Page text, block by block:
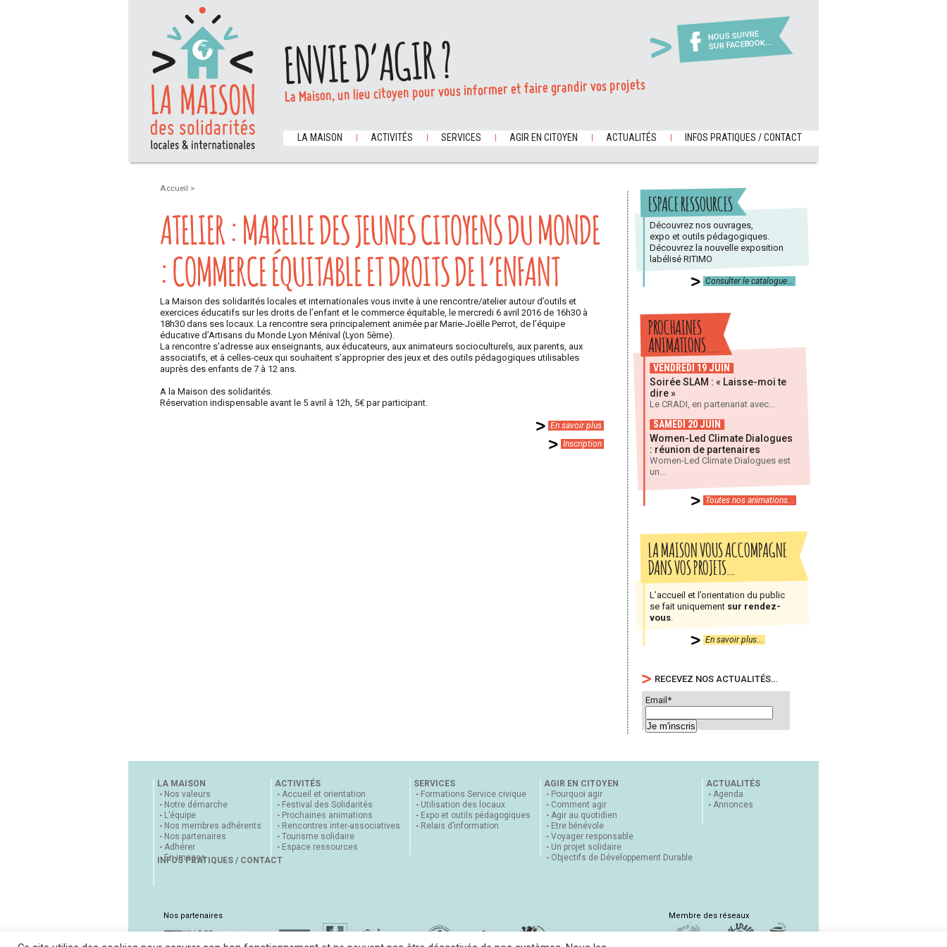
NOUS SUIVRE
SUR FACEBOOK...
ENVIE D’AGIR ?
La Maison, un lieu citoyen pour vous informer et faire grandir vos projets
LA MAISON ACTIVITÉS SERVICES AGIR EN CITOYEN ACTUALITÉS INFOS PRATIQUES / CONTACT
Accueil >
ATELIER : MARELLE DES JEUNES CITOYENS DU MONDE
: COMMERCE ÉQUITABLE ET DROITS DE L’ENFANT
La Maison des solidarités locales et internationales vous invite à une rencontre/atelier autour d’outils et
exercices éducatifs sur les droits de l’enfant et le commerce équitable, le mercredi 6 avril 2016 de 16h30 à
18h30 dans ses locaux. La rencontre sera principalement animée par Marie-Joëlle Perrot, de l’équipe
éducative d’Artisans du Monde Lyon Ménival (Lyon 5ème).
La rencontre s’adresse aux enseignants, aux éducateurs, aux animateurs socioculturels, aux parents, aux
associatifs, et à celles-ceux qui souhaitent s’approprier des jeux et des outils pédagogiques utilisables
auprès des enfants de 7 à 12 ans.
A la Maison des solidarités.
Réservation indispensable avant le 5 avril à 12h, 5€ par participant.
En savoir plus
Inscription
ESPACE RESSOURCES
Découvrez nos ouvrages,
expo et outils pédagogiques.
Découvrez la nouvelle exposition
labélisé RITIMO
Consulter le catalogue...
PROCHAINES
ANIMATIONS...
VENDREDI 19 JUIN
Soirée SLAM : « Laisse-moi te
dire »
Le CRADI, en partenariat avec...
SAMEDI 20 JUIN
Women-Led Climate Dialogues
: réunion de partenaires
Women-Led Climate Dialogues est
un...
Toutes nos animations...
LA MAISON VOUS ACCOMPAGNE
DANS VOS PROJETS…
L’accueil et l’orientation du public
se fait uniquement sur rendez-
vous
En savoir plus...
RECEVEZ NOS ACTUALITÉS…
Email*
LA MAISON
Nos valeurs
Notre démarche
L’équipe
Nos membres adhérents
Nos partenaires
Adhérer
En images
ACTIVITÉS
Accueil et orientation
Festival des Solidarités
Prochaines animations
Rencontres inter-associatives
Tourisme solidaire
Espace ressources
SERVICES
Formations Service civique
Utilisation des locaux
Expo et outils pédagogiques
Relais d’information
AGIR EN CITOYEN
Pourquoi agir
Comment agir
Agir au quotidien
Etre bénévole
Voyager responsable
Un projet solidaire
Objectifs de Développement Durable
ACTUALITÉS
Agenda
Annonces
INFOS PRATIQUES / CONTACT
Nos partenaires Membre des réseaux